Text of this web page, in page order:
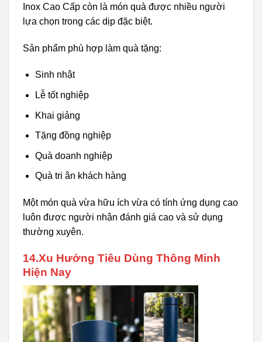
Inox Cao Cấp còn là món quà được nhiều người
lựa chọn trong các dịp đặc biệt.
Sản phẩm phù hợp làm quà tặng:
Sinh nhật
Lễ tốt nghiệp
Khai giảng
Tặng đồng nghiệp
Quà doanh nghiệp
Quà tri ân khách hàng
Một món quà vừa hữu ích vừa có tính ứng dụng cao
luôn được người nhận đánh giá cao và sử dụng
thường xuyên.
14.Xu Hướng Tiêu Dùng Thông Minh
Hiện Nay